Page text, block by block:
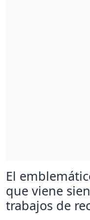
El
que viene
trabajos de